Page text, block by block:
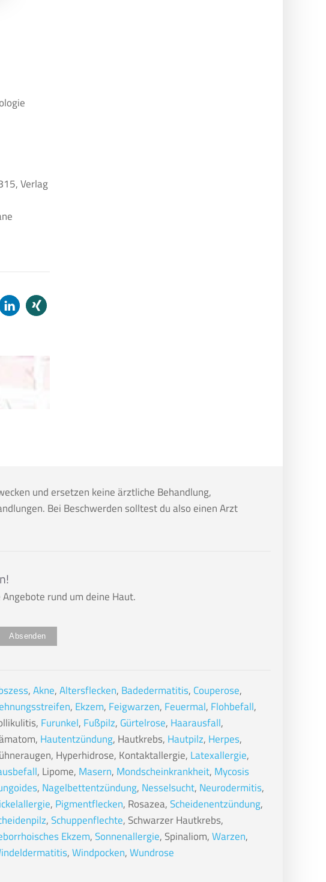
Verlag
und ersetzen keine ärztliche Behandlung,
Bei Beschwerden solltest du also einen Arzt
rund um deine Haut.
,Akne,Altersflecken, Badedermatitis, Couperose,
, Ekzem, Feigwarzen, Feuermal, Flohbefall,
Furunkel, Fußpilz, Gürtelrose, Haarausfall,
Hautentzündung, Hautkrebs, Hautpilz, Herpes,
Hyperhidrose, Kontaktallergie, Latexallergie,
, Lipome, Masern, Mondscheinkrankheit, Mycosis
, Nagelbettentzündung, Nesselsucht, Neurodermitis,
, Pigmentflecken, Rosazea,Scheidenentzündung,
,Schuppenflechte, Schwarzer Hautkrebs,
Ekzem,Sonnenallergie, Spinaliom,Warzen,
,Windpocken,Wundrose